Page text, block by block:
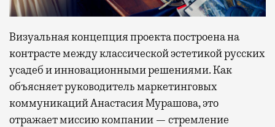
Визуальная концепция проекта построена на
контрасте между классической эстетикой русских
усадеб и инновационными решениями. Как
объясняет руководитель маркетинговых
коммуникаций Анастасия Мурашова, это
отражает миссию компании — стремление